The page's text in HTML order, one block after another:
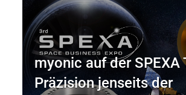
myonic auf der SPEXA
Präzision jenseits der